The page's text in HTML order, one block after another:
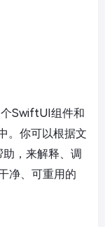
个SwiftUI组件和
。你可以根据文
，来解释、调
净、可重用的